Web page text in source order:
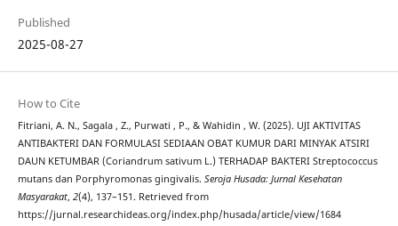
Published
2025-08-27
How to Cite
Fitriani, A. N., Sagala , Z., Purwati , P., & Wahidin , W. (2025). UJI AKTIVITAS
ANTIBAKTERI DAN FORMULASI SEDIAAN OBAT KUMUR DARI MINYAK ATSIRI
DAUN KETUMBAR (Coriandrum sativum L.) TERHADAP BAKTERI Streptococcus
mutans dan Porphyromonas gingivalis. Seroja Husada: Jurnal Kesehatan
Masyarakat, 2(4), 137–151. Retrieved from
https://jurnal.researchideas.org/index.php/husada/article/view/1684